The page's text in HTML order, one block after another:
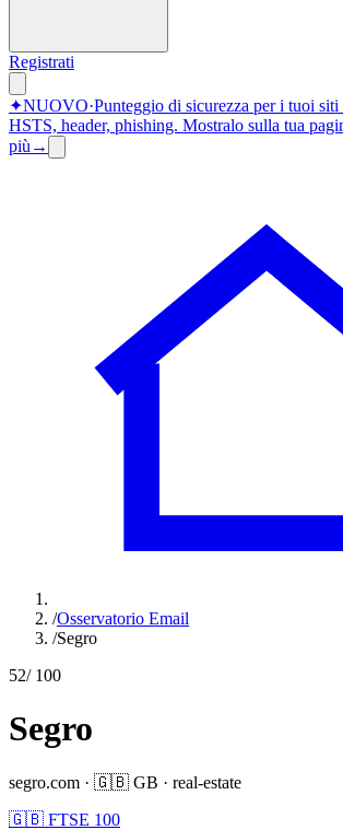
Registrati
✦NUOVO·Punteggio di sicurezza per i tuoi
HSTS, header, phishing. Mostralo sulla tua
più →
/Osservatorio Email
/Segro
52/ 100
Segro
segro.com · 🇬🇧 GB · real-estate
🇬🇧 FTSE 100